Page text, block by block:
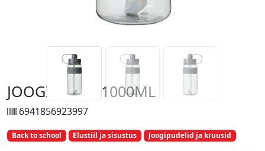
JOOGIPUDEL 1000ML
6941856923997
Back to school Elustiil ja sisustus Joogipudelid ja kruusid